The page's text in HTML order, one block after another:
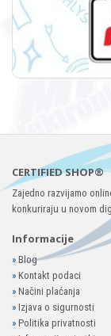
CERTIFIED SHOP®
Zajedno razvijamo
konkuriraju u novom
Informacije
»Blog
» Kontakt podaci
» Načini plaćanja
» Izjava o sigurnosti
» Politika privatnosti